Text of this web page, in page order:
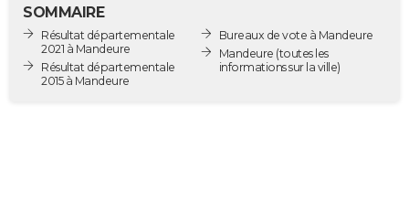
Destinations
City break
Voyage nature
Voyage de noces
Forum
Climat
GUIDES D'ACHAT
SOMMAIRE
Résultat départementale
2021 à Mandeure
Résultat départementale
2015 à Mandeure
Bureaux de vote à Mandeure
Mandeure (toutes les
informations sur la ville)